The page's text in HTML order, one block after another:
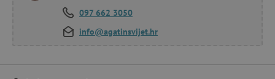
097 662 3050
info@agatinsvijet.hr